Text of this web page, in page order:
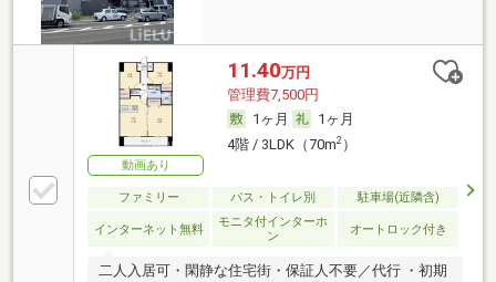
動画あり
11.40万円
管理費7,500円
1ヶ月
1ヶ月
4階 / 3LDK（70m2）
ファミリー バス・トイレ別 駐車場(近隣含)
インターネット無料
モニタ付インターホ
ン
オートロック付き
二人入居可・閑静な住宅街・保証人不要／代行 ・初期